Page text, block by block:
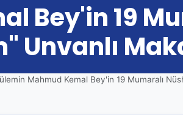
Bey'in 19
Unvanlı
Mahmud Kemal Bey'in 19 Mumaralı